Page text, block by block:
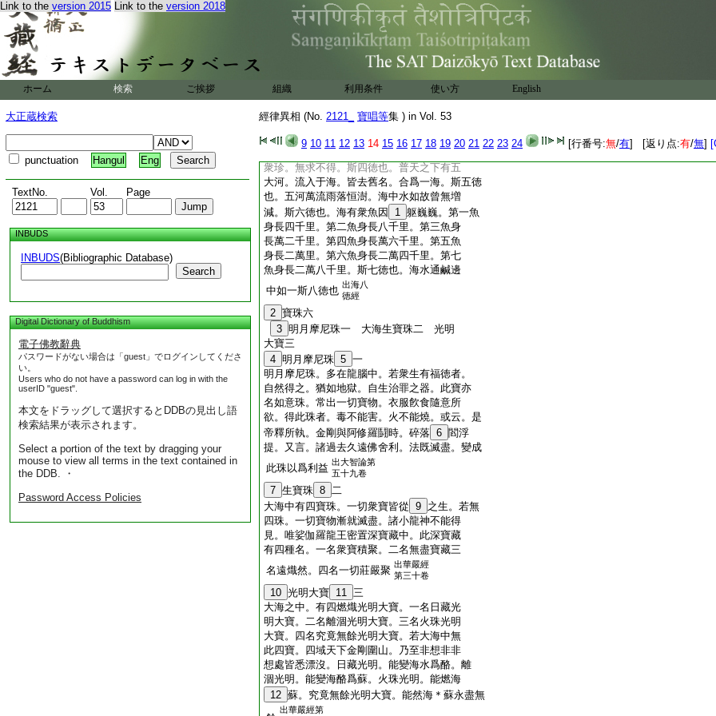
Link to the version 2015 Link to the version 2018
ホーム 検索 ご挨拶 組織 利用条件 使い方 English
大正蔵検索
punctuation Hangul Eng
TextNo. Vol. Page
INBUDS
INBUDS(Bibliographic Database)
Search
Digital Dictionary of Buddhism
電子佛教辭典
パスワードがない場合は「guest」でログインしてくださ
い。
Users who do not have a password can log in with the
userID "guest".
本文をドラッグして選択するとDDBの見出し語
検索結果が表示されます。
Select a portion of the text by dragging your
mouse to view all terms in the text contained in
the DDB. ・
Password Access Policies
經律異相 (No. 2121_ 寶唱等集 ) in Vol. 53
9 10 11 12 13 14 15 16 17 18 19 20 21 22 23 24 [行番号:無/有] [返り点:有/無]
定。佛 36
默無言。阿難曰。坐定。世尊乃曰。諸沙
門中。有心邪行違者。非其下賎所能
37
執行。
清濁相違。吾不説也。目連入定觀見。即謂之
曰。起非爾俗人所應坐處。不肯時起牽臂使
坐天香之座。爾
38 是棄人。非沙門矣。佛告沙
門。觀彼巨海有八
39
種徳。其廣即汪洋無涯。
其深則有不測之底。稍入稍深無前所礙。斯
一徳也。潮不過期。斯二徳也。海含衆寶靡所
衆珍。無求不得。斯四徳也。普天之下有五
大河。流入于海。皆去舊名。合爲一海。斯五徳
也。五河萬流雨落恒澍。海中水如故曾無増
減。斯六徳也。海有衆魚因
1 躯巍巍。第一魚
身長四千里。第二魚身長八千里。第三魚身
長萬二千里。第四魚身長萬六千里。第五魚
身長二萬里。第六魚身長二萬四千里。第七
魚身長二萬八千里。斯七徳也。海水通鹹邊
中如一斯八徳也 出海八
徳經
2 寶珠六
3 明月摩尼珠一 大海生寶珠二 光明
大寶三
4 明月摩尼珠 5 一
明月摩尼珠。多在龍腦中。若衆生有福徳者。
自然得之。猶如地獄。自生治罪之器。此寶亦
名如意珠。常出一切寶物。衣服飮食隨意所
欲。得此珠者。毒不能害。火不能燒。或云。是
帝釋所執。金剛與阿修羅鬪時。碎落 6 閻浮
提。又言。諸過去久遠佛舍利。法既滅盡。變成
此珠以爲利益 出大智論第
五十九卷
7 生寶珠 8 二
大海中有四寶珠。一切衆寶皆從 9 之生。若無
四珠。一切寶物漸就滅盡。諸小龍神不能得
見。唯娑伽羅龍王密置深寶藏中。此深寶藏
有四種名。一名衆寶積聚。二名無盡寶藏三
名遠熾然。四名一切莊嚴聚 出華嚴經
第三十卷
10 光明大寶 11 三
大海之中。有四燃熾光明大寶。一名日藏光
明大寶。二名離涸光明大寶。三名火珠光明
大寶。四名究竟無餘光明大寶。若大海中無
此四寶。四域天下金剛圍山。乃至非想非非
想處皆悉漂沒。日藏光明。能變海水爲酪。離
涸光明。能變海酪爲蘇。火珠光明。能燃海
12 蘇。究竟無餘光明大寶。能然海＊蘇永盡無
出華嚴經第